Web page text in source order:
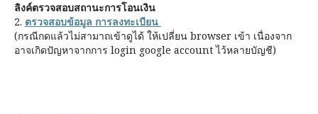
ลิงค์ตรวจสอบสถานะการโอนเงิน
2. ตรวจสอบข้อมูล การลงทะเบียน
(กรณีกดแล้วไม่สามาถเข้าดูได้ ให้เปลี่ยน browser เข้า เนื่องจาก
อาจเกิดปัญหาจากการ login google account ไว้หลายบัญชี)